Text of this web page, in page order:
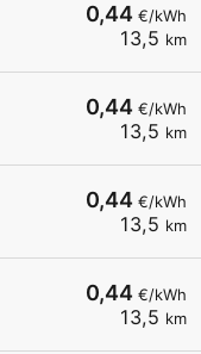
0,44 €/kWh
13,5 km
0,44 €/kWh
13,5 km
0,44 €/kWh
13,5 km
0,44 €/kWh
13,5 km